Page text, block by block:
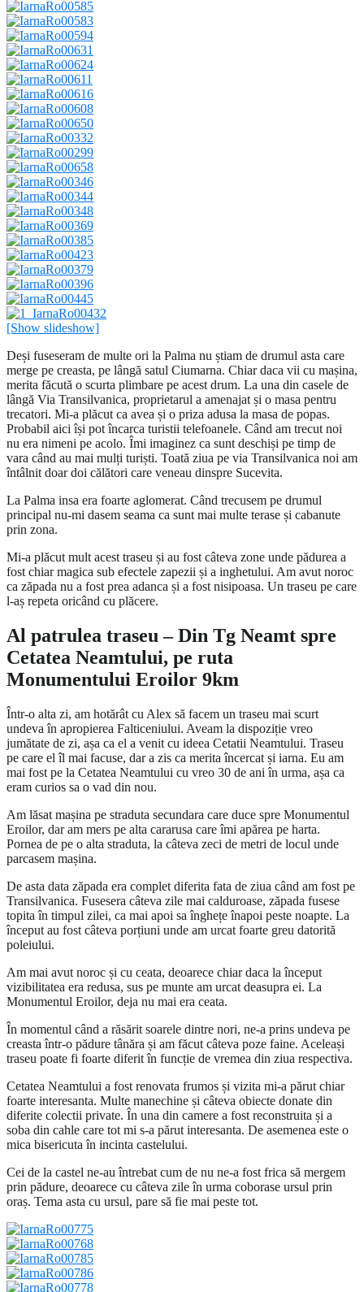
[Show slideshow]
Deși fuseseram de multe ori la Palma nu știam de drumul asta care
merge pe creasta, pe lângă satul Ciumarna. Chiar daca vii cu mașina,
merita făcută o scurta plimbare pe acest drum. La una din casele de
lângă Via Transilvanica, proprietarul a amenajat și o masa pentru
trecatori. Mi-a plăcut ca avea și o priza adusa la masa de popas.
Probabil aici își pot încarca turistii telefoanele. Când am trecut noi
nu era nimeni pe acolo. Îmi imaginez ca sunt deschiși pe timp de
vara când au mai mulți turiști. Toată ziua pe via Transilvanica noi am
întâlnit doar doi călători care veneau dinspre Sucevita.
La Palma insa era foarte aglomerat. Când trecusem pe drumul
principal nu-mi dasem seama ca sunt mai multe terase și cabanute
prin zona.
Mi-a plăcut mult acest traseu și au fost câteva zone unde pădurea a
fost chiar magica sub efectele zapezii și a inghetului. Am avut noroc
ca zăpada nu a fost prea adanca și a fost nisipoasa. Un traseu pe care
l-aș repeta oricând cu plăcere.
Al patrulea traseu – Din Tg Neamt spre
Cetatea Neamtului, pe ruta
Monumentului Eroilor 9km
Într-o alta zi, am hotărât cu Alex să facem un traseu mai scurt
undeva în apropierea Falticeniului. Aveam la dispoziție vreo
jumătate de zi, așa ca el a venit cu ideea Cetatii Neamtului. Traseu
pe care el îl mai facuse, dar a zis ca merita încercat și iarna. Eu am
mai fost pe la Cetatea Neamtului cu vreo 30 de ani în urma, așa ca
eram curios sa o vad din nou.
Am lăsat mașina pe straduta secundara care duce spre Monumentul
Eroilor, dar am mers pe alta cararusa care îmi apărea pe harta.
Pornea de pe o alta straduta, la câteva zeci de metri de locul unde
parcasem mașina.
De asta data zăpada era complet diferita fata de ziua când am fost pe
Transilvanica. Fusesera câteva zile mai calduroase, zăpada fusese
topita în timpul zilei, ca mai apoi sa înghețe înapoi peste noapte. La
început au fost câteva porțiuni unde am urcat foarte greu datorită
poleiului.
Am mai avut noroc și cu ceata, deoarece chiar daca la început
vizibilitatea era redusa, sus pe munte am urcat deasupra ei. La
Monumentul Eroilor, deja nu mai era ceata.
În momentul când a răsărit soarele dintre nori, ne-a prins undeva pe
creasta într-o pădure tânăra și am făcut câteva poze faine. Aceleași
traseu poate fi foarte diferit în funcție de vremea din ziua respectiva.
Cetatea Neamtului a fost renovata frumos și vizita mi-a părut chiar
foarte interesanta. Multe manechine și câteva obiecte donate din
diferite colectii private. În una din camere a fost reconstruita și a
soba din cahle care tot mi s-a părut interesanta. De asemenea este o
mica bisericuta în incinta castelului.
Cei de la castel ne-au întrebat cum de nu ne-a fost frica să mergem
prin pădure, deoarece cu câteva zile în urma coborase ursul prin
oraș. Tema asta cu ursul, pare să fie mai peste tot.